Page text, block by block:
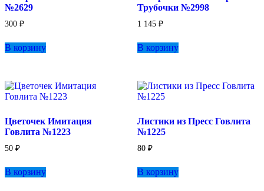
№2629
300 ₽
В корзину
Трубочки №2998
1 145 ₽
В корзину
Цветочек Имитация
Говлита №1223
50 ₽
В корзину
Листики из Пресс Говлита
№1225
80 ₽
В корзину